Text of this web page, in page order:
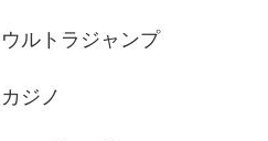
ウルトラジャンプ
カジノ